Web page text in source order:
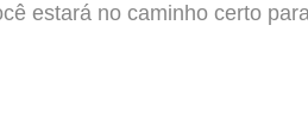
estará no caminho certo